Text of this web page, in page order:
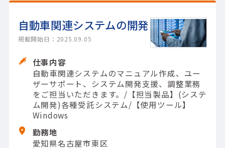
自動車関連システムの開発
掲載開始日：2025.09.05
仕事内容
自動車関連システムのマニュアル作成、ユー
ザーサポート、システム開発支援、調整業務
をご担当いただきます。/【担当製品】(システ
ム開発)各種受託システム/【使用ツール】
Windows
勤務地
愛知県名古屋市東区